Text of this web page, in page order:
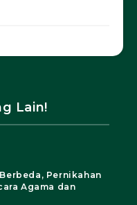
Lain!
Pernikahan
Agama dan